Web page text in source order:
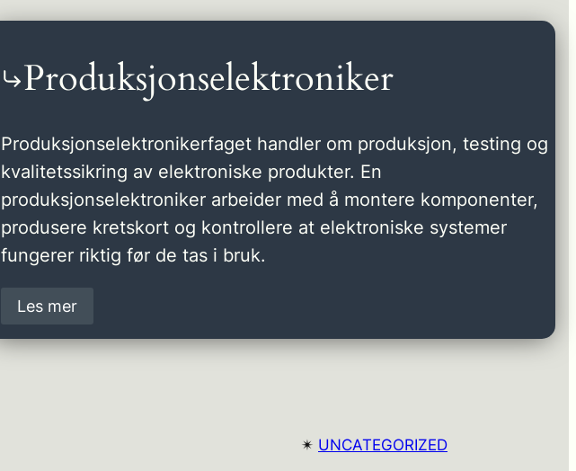
Produksjonselektroniker
Produksjonselektronikerfaget handler om produksjon, testing og
kvalitetssikring av elektroniske produkter. En
produksjonselektroniker arbeider med å montere komponenter,
produsere kretskort og kontrollere at elektroniske systemer
fungerer riktig før de tas i bruk.
Les mer
✴︎ UNCATEGORIZED